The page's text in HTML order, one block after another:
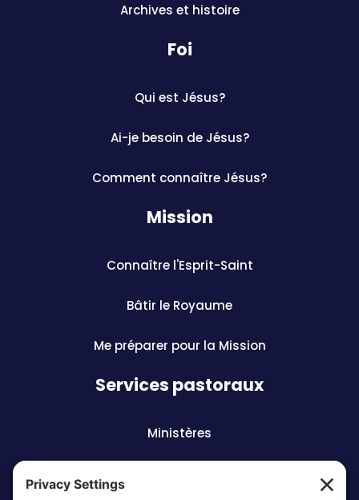
Archives et histoire
Foi
Qui est Jésus?
Ai-je besoin de Jésus?
Comment connaître Jésus?
Mission
Connaître l'Esprit-Saint
Bâtir le Royaume
Me préparer pour la Mission
Services pastoraux
Ministères